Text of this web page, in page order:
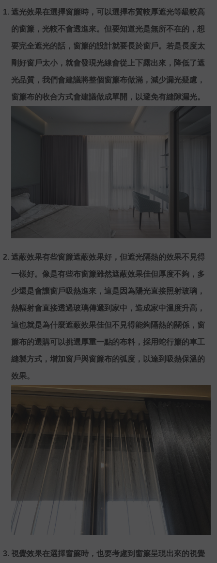
遮光效果在選擇窗簾時，可以選擇布質較厚遮光等級較高
的窗簾，光較不會透進來。但要知道光是無所不在的，想
要完全遮光的話，窗簾的設計就要長於窗戶。若是長度太
剛好窗戶太小，就會發現光線會從上下露出來，降低了遮
光品質，我們會建議將整個窗簾布做滿，減少漏光疑慮，
窗簾布的收合方式會建議做成單開，以避免有縫隙漏光。
遮蔽效果有些窗簾遮蔽效果好，但遮光隔熱的效果不見得
一樣好。像是有些布窗簾雖然遮蔽效果佳但厚度不夠，多
少還是會讓窗戶吸熱進來，這是因為陽光直接照射玻璃，
熱輻射會直接透過玻璃傳遞到家中，造成家中溫度升高，
這也就是為什麼遮蔽效果佳但不見得能夠隔熱的關係，窗
簾布的選購可以挑選厚重一點的布料，採用蛇行簾的車工
縫製方式，增加窗戶與窗簾布的弧度，以達到吸熱保溫的
效果。
視覺效果在選擇窗簾時，也要考慮到窗簾呈現出來的視覺